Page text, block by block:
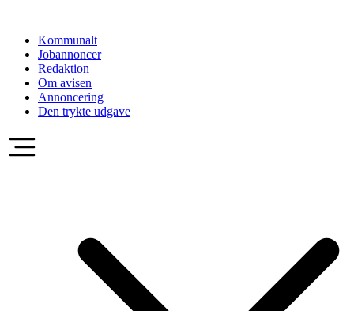
indholdKommunalt
Jobannoncer
Redaktion
Om avisen
Annoncering
Den trykte udgave